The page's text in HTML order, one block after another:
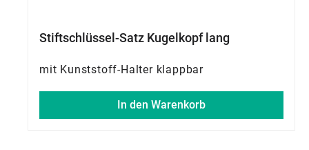
Stiftschlüssel-Satz Kugelkopf lang
mit Kunststoff-Halter klappbar
In den Warenkorb